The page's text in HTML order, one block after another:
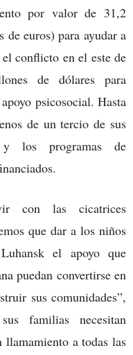
por valor de 31,2
euros) para ayudar a
conflicto en el este de
de dólares para
psicosocial. Hasta
de un tercio de sus
y los programas de
con las cicatrices
que dar a los niños
el apoyo que
puedan convertirse en
sus comunidades”,
familias necesitan
llamamiento a todas las